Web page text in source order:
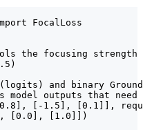
FocalLoss
the focusing
and binary
model outputs that need
[-1.5], [0.1]],
[0.0], [1.0]])